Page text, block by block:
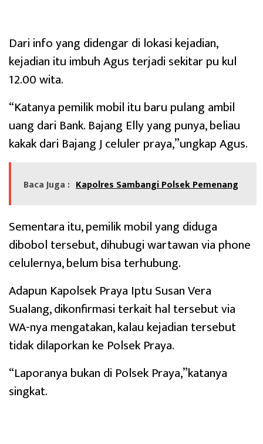
Dari info yang didengar di lokasi kejadian,
kejadian itu imbuh Agus terjadi sekitar pu kul
12.00 wita.
“Katanya pemilik mobil itu baru pulang ambil
uang dari Bank. Bajang Elly yang punya, beliau
kakak dari Bajang J celuler praya,”ungkap Agus.
Baca Juga : Kapolres Sambangi Polsek Pemenang
Sementara itu, pemilik mobil yang diduga
dibobol tersebut, dihubugi wartawan via phone
celulernya, belum bisa terhubung.
Adapun Kapolsek Praya Iptu Susan Vera
Sualang, dikonfirmasi terkait hal tersebut via
WA-nya mengatakan, kalau kejadian tersebut
tidak dilaporkan ke Polsek Praya.
“Laporanya bukan di Polsek Praya,”katanya
singkat.